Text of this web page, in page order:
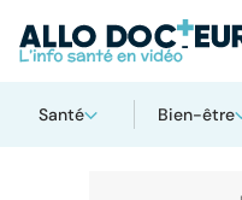
Santé Bien-être